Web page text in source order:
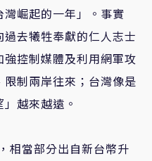
崛起的一年」。事實
去犧牲奉獻的仁人志士
控制媒體及利用網軍攻
制兩岸往來；台灣像是
越來越遠。
相當部分出自新台幣升